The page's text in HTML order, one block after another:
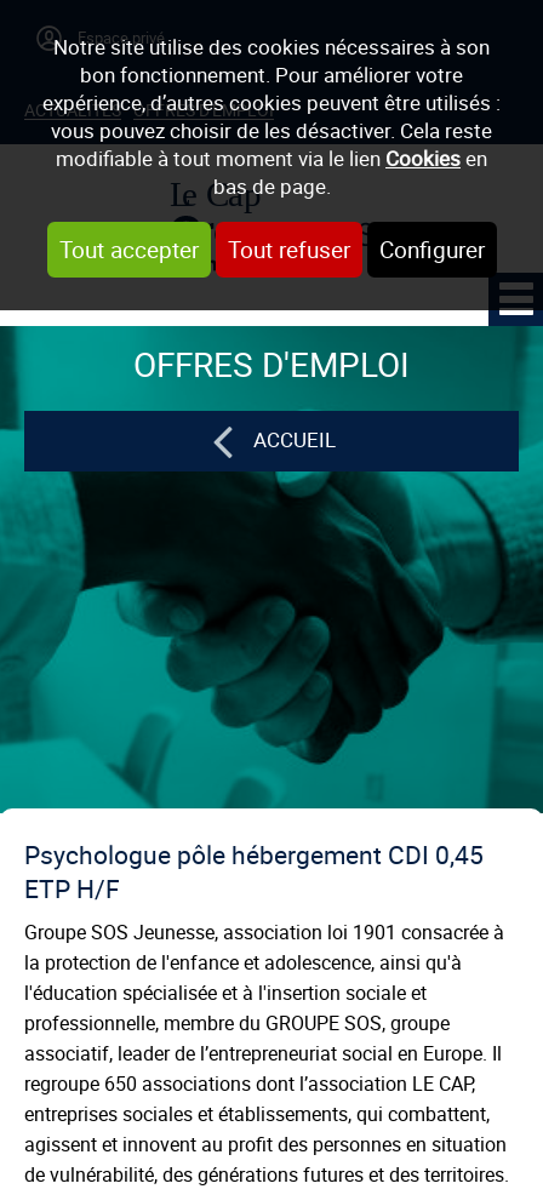
Notre site utilise des cookies nécessaires à son
bon fonctionnement. Pour améliorer votre
expérience, d’autres cookies peuvent être utilisés :
vous pouvez choisir de les désactiver. Cela reste
modifiable à tout moment via le lien Cookiesen
bas de page.
Tout accepter Tout refuser Configurer
ACTUALITÉS OFFRES D'EMPLOI
OFFRES D'EMPLOI
ACCUEIL
Psychologue pôle hébergement CDI 0,45
ETP H/F
Groupe SOS Jeunesse, association loi 1901 consacrée à
la protection de l'enfance et adolescence, ainsi qu'à
l'éducation spécialisée et à l'insertion sociale et
professionnelle, membre du GROUPE SOS, groupe
associatif, leader de l’entrepreneuriat social en Europe. Il
regroupe 650 associations dont l’association LE CAP,
entreprises sociales et établissements, qui combattent,
agissent et innovent au profit des personnes en situation
de vulnérabilité, des générations futures et des territoires.